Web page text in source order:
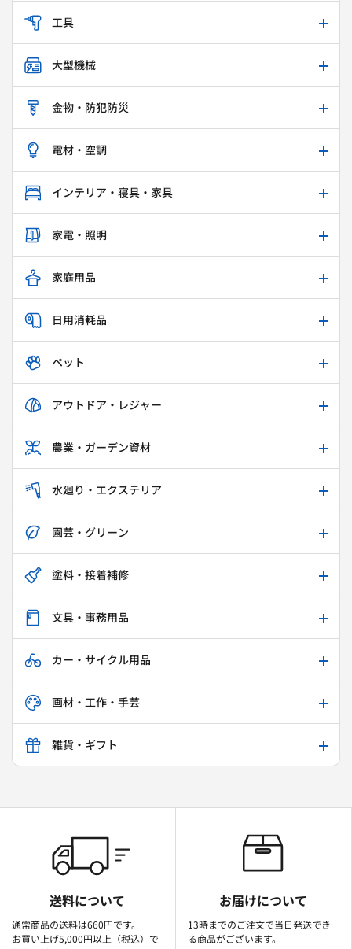
工具
大型機械
金物・防犯防災
電材・空調
インテリア・寝具・家具
家電・照明
家庭用品
日用消耗品
ペット
アウトドア・レジャー
農業・ガーデン資材
水廻り・エクステリア
園芸・グリーン
塗料・接着補修
文具・事務用品
カー・サイクル用品
画材・工作・手芸
雑貨・ギフト
送料について
通常商品の送料は660円です。
お買い上げ5,000円以上（税込）で
お届けについて
13時までのご注文で当日発送でき
る商品がございます。